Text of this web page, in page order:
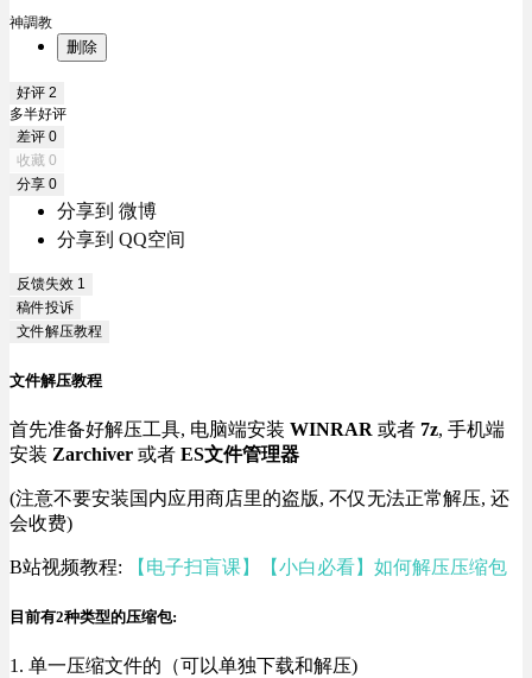
神調教
删除
好评 2
多半好评
差评 0
收藏 0
分享 0
分享到 微博
分享到 QQ空间
反馈失效 1
稿件投诉
文件解压教程
文件解压教程
首先准备好解压工具, 电脑端安装 WINRAR 或者 7z, 手机端
安装 Zarchiver 或者 ES文件管理器
(注意不要安装国内应用商店里的盗版, 不仅无法正常解压, 还
会收费)
B站视频教程: 【电子扫盲课】【小白必看】如何解压压缩包
目前有2种类型的压缩包:
1. 单一压缩文件的（可以单独下载和解压)